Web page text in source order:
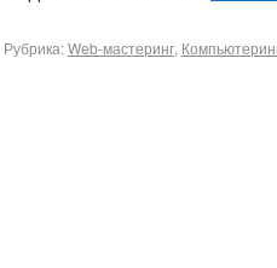
Рубрика:Web-мастеринг,